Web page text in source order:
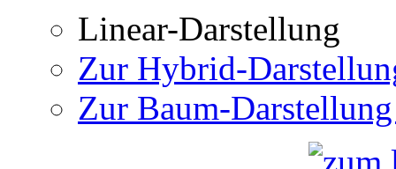
Linear-Darstellung
Zur Hybrid-
Zur Baum-